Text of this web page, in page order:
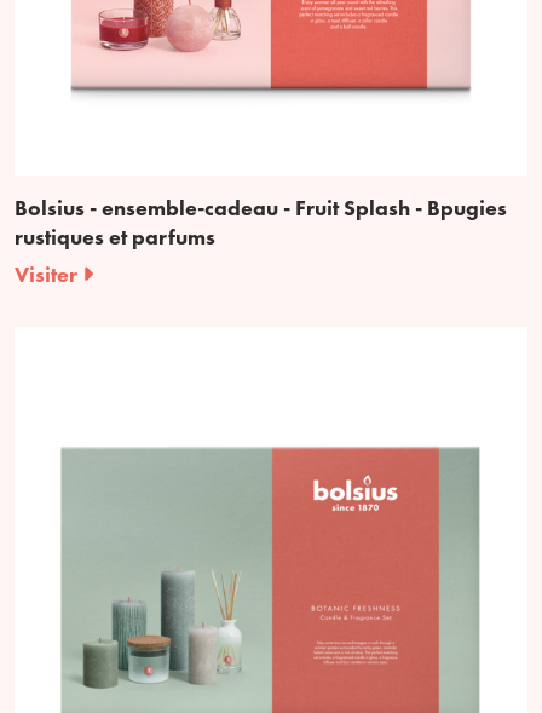
Bolsius - ensemble-cadeau - Fruit Splash - Bpugies
rustiques et parfums
Visiter